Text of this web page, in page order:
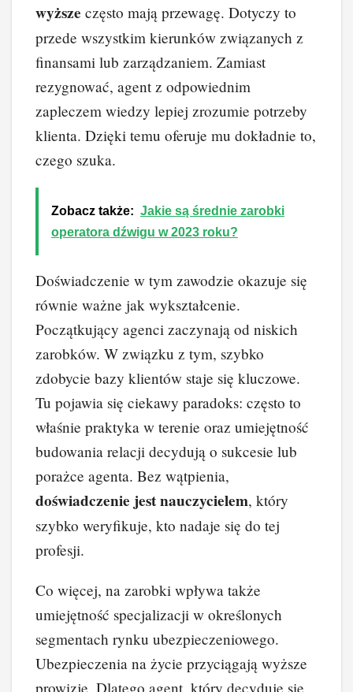
wyższe często mają przewagę. Dotyczy to
przede wszystkim kierunków związanych z
finansami lub zarządzaniem. Zamiast
rezygnować, agent z odpowiednim
zapleczem wiedzy lepiej zrozumie potrzeby
klienta. Dzięki temu oferuje mu dokładnie to,
czego szuka.
Zobacz także: Jakie są średnie zarobki
operatora dźwigu w 2023 roku?
Doświadczenie w tym zawodzie okazuje się
równie ważne jak wykształcenie.
Początkujący agenci zaczynają od niskich
zarobków. W związku z tym, szybko
zdobycie bazy klientów staje się kluczowe.
Tu pojawia się ciekawy paradoks: często to
właśnie praktyka w terenie oraz umiejętność
budowania relacji decydują o sukcesie lub
porażce agenta. Bez wątpienia,
doświadczenie jest nauczycielem, który
szybko weryfikuje, kto nadaje się do tej
profesji.
Co więcej, na zarobki wpływa także
umiejętność specjalizacji w określonych
segmentach rynku ubezpieczeniowego.
Ubezpieczenia na życie przyciągają wyższe
prowizje. Dlatego agent, który decyduje się